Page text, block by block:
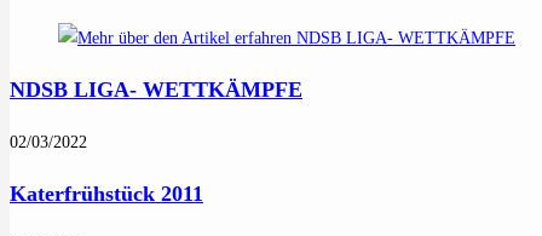
NDSB LIGA- WETTKÄMPFE
02/03/2022
Katerfrühstück 2011